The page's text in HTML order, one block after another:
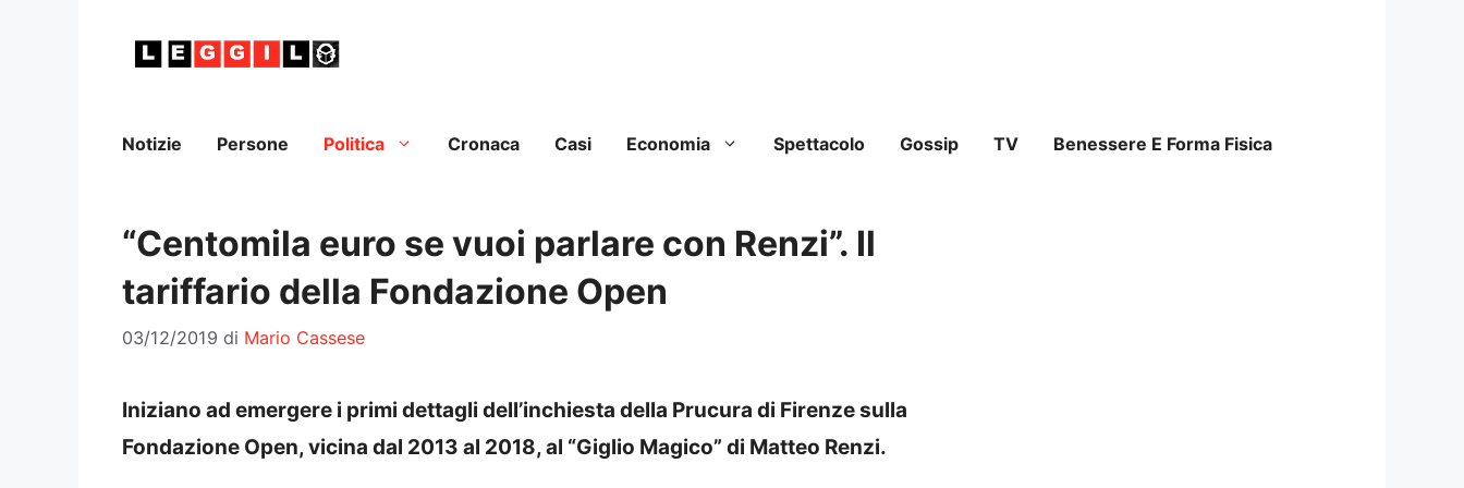
Notizie Persone Politica Cronaca Casi Economia Spettacolo Gossip TV Benessere E Forma Fisica
“Centomila euro se vuoi parlare con Renzi”. Il
tariffario della Fondazione Open
03/12/2019 di Mario Cassese
Iniziano ad emergere i primi dettagli dell’inchiesta della Prucura di Firenze sulla
Fondazione Open, vicina dal 2013 al 2018, al “Giglio Magico” di Matteo Renzi.